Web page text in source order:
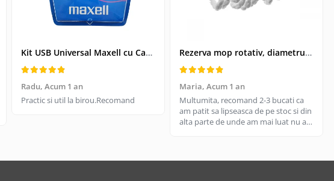
Kit USB Universal Maxell cu Cablu Retractabil si 4 Adaptoare, Husa Protectoare - Conectivitate pentru Dispozitive Vechi si Noi
Radu, Acum 1 an
Practic si util la birou.Recomand
Rezerva mop rotativ, diametrul parte prindere 16 cm, microfibre cu lungime de 15 cm, alba
Maria, Acum 1 an
Multumita, recomand 2-3 bucati ca
am patit sa lipseasca de pe stoc si din
alta parte de unde am mai luat nu are